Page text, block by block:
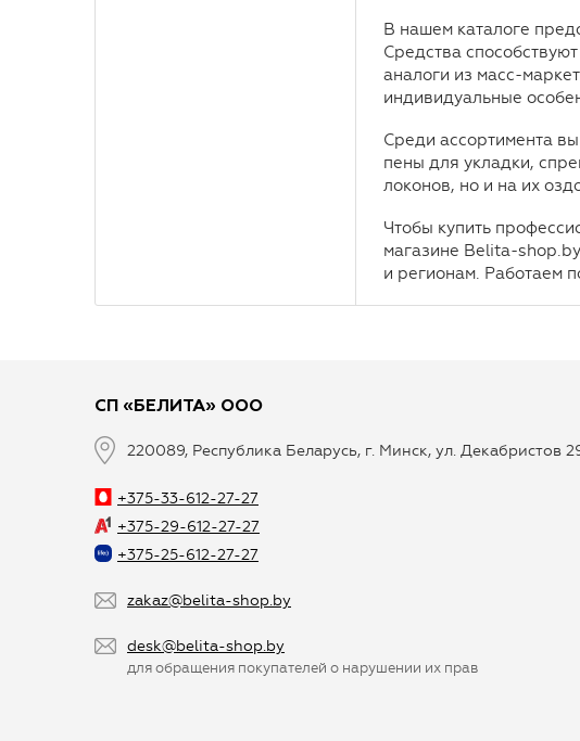
В нашем каталоге
Средства
аналоги из масс-
индивидуальные
Среди ассортимента
пены для укладки,
локонов, но и на их
Чтобы купить
магазине Belita-
и регионам. Работаем
СП «БЕЛИТА» ООО
220089, Республика Беларусь, г. Минск, ул. Декабристов
+375-33-612-27-27
+375-29-612-27-27
+375-25-612-27-27
zakaz@belita-shop.by
desk@belita-shop.by
для обращения покупателей о нарушении их прав